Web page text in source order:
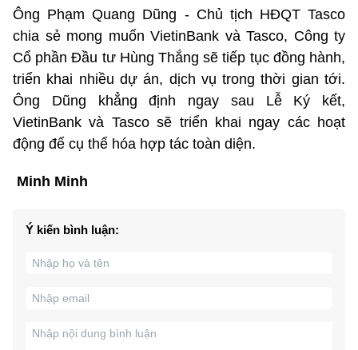
Ông Phạm Quang Dũng - Chủ tịch HĐQT Tasco
chia sẻ mong muốn VietinBank và Tasco, Công ty
Cổ phần Đầu tư Hùng Thắng sẽ tiếp tục đồng hành,
triển khai nhiều dự án, dịch vụ trong thời gian tới.
Ông Dũng khẳng định ngay sau Lễ Ký kết,
VietinBank và Tasco sẽ triển khai ngay các hoạt
động để cụ thể hóa hợp tác toàn diện.
Minh Minh
Ý kiến bình luận: